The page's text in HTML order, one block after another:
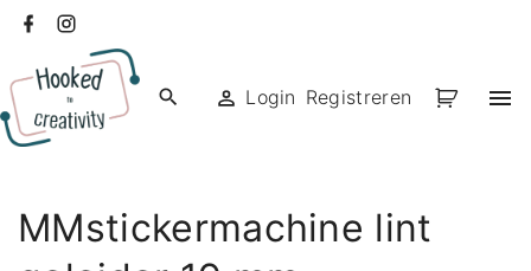
de
inhoud
facebook
Login Registreren
MMstickermachine lint